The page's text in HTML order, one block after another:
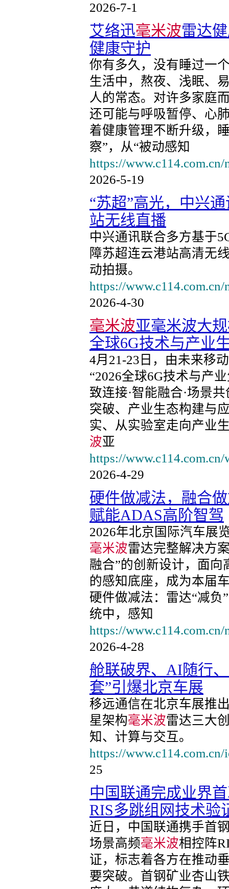
2026-7-1
艾络迅毫米波雷达
健康守护
你有多久，没有睡过一
生活中，熬夜、浅眠、
人的常态。对许多家庭
还可能与呼吸暂停、心
着健康管理不断升级，
察”，从“被动感知
https://
2026-5-19
“苏超”高光，中兴
站无线直播
中兴通讯联合多方基于
障苏超连云港站高清无
动拍摄。
https://
2026-4-30
毫米波亚毫米波大
全球6G技术与产业
4月21-23日，由未来移
“2026全球6G技术与产
致连接·智能融合·场景
突破、产业生态构建与
实、从实验室走向产业
波亚
https://
2026-4-29
硬件做减法，融合
赋能ADAS高阶智驾
2026年北京国际汽车展
毫米波雷达完整解决方
融合”的创新设计，面
的感知底座，成为本届
硬件做减法：雷达“减
统中，感知
https://
2026-4-28
舱联破界、AI随行
套”引爆北京车展
移远通信在北京车展推
星架构毫米波雷达三大
知、计算与交互。
https://
25
中国联通完成业界
RIS多跳组网技术验
近日，中国联通携手首
场景高频毫米波相控阵
证，标志着各方在推动
要突破。首钢矿业杏山